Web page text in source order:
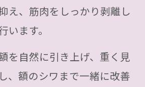
え、筋肉をしっかり剥離し
います。
を自然に引き上げ、重く見
、額のシワまで一緒に改善